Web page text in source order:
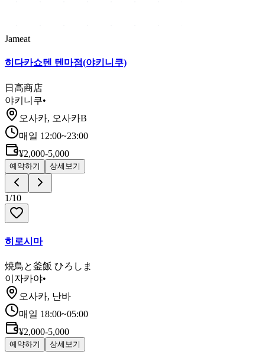
Jameat
히다카쇼텐 텐마점(야키니쿠)
日高商店
야키니쿠•
오사카, 오사카B
매일 12:00~23:00
¥2,000-5,000
예약하기 상세보기
1/10
히로시마
焼鳥と釜飯 ひろしま
이자카야•
오사카, 난바
매일 18:00~05:00
¥2,000-5,000
예약하기 상세보기